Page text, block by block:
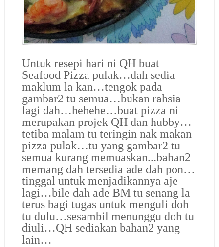
Untuk resepi hari ni QH buat
Seafood Pizza pulak…dah sedia
maklum la kan…tengok pada
gambar2 tu semua…bukan rahsia
lagi dah…hehehe…buat pizza ni
merupakan projek QH dan hubby…
tetiba malam tu teringin nak makan
pizza pulak…tu yang gambar2 tu
semua kurang memuaskan...bahan2
memang dah tersedia ade dah pon…
tinggal untuk menjadikannya aje
lagi…bile dah ade BM tu senang la
terus bagi tugas untuk menguli doh
tu dulu…sesambil menunggu doh tu
diuli…QH sediakan bahan2 yang
lain…